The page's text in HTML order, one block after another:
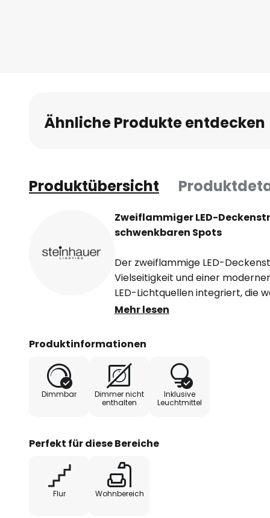
Ähnliche Produkte entdecken
Produktübersicht
Zweiflammiger LED-
schwenkbaren Spots
Der zweiflammige LED-
Vielseitigkeit und einer
LED-Lichtquellen integriert, die
Die Dreh- und Schwenkbarkeit
verschiedene Bereiche eines
Mehr lesen
Produktinformationen
Dimmbar
Dimmer nicht
enthalten
Inklusive
Leuchtmittel
Perfekt für diese Bereiche
Flur Wohnbereich